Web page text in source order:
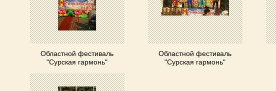
Областной фестиваль
"Сурская гармонь"
Областной фестиваль
"Сурская гармонь"